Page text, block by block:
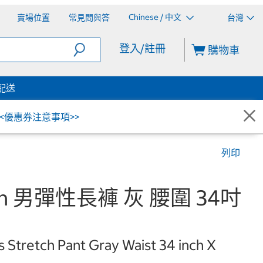
賣場位置 常見問與答 Chinese / 中文 台灣
登入/註冊 購物車
送
優惠券注意事項>>
列印
男彈性長褲 灰 腰圍 34吋
Stretch Pant Gray Waist 34 inch X